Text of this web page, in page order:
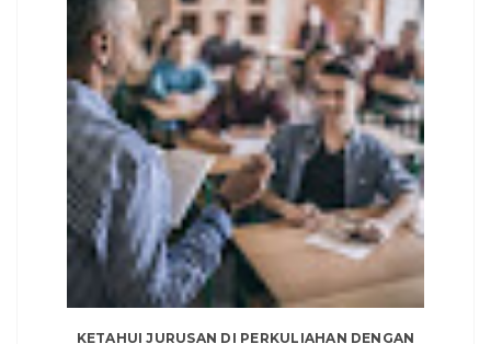
KETAHUI JURUSAN DI PERKULIAHAN DENGAN